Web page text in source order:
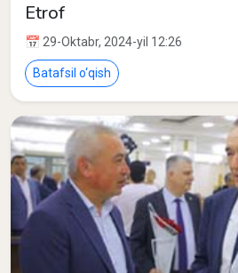
Etrof
📅 29-Oktabr, 2024-yil 12:26
Batafsil o‘qish